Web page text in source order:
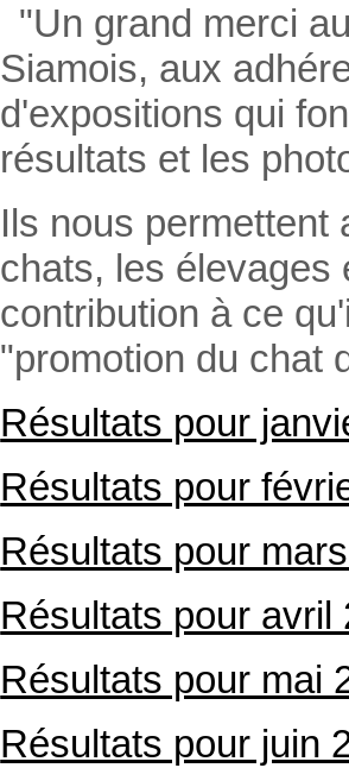
"Un grand merci
Siamois, aux
d'expositions qui
résultats et les
Ils nous permettent
chats, les élevages
contribution à ce
"promotion du chat
Résultats pour
Résultats pour
Résultats pour
Résultats pour avril
Résultats pour mai
Résultats pour juin